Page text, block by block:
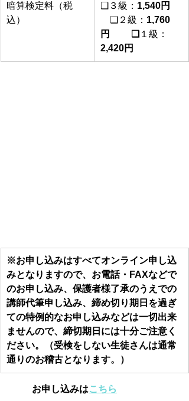
暗算検定料（税
込）
❑３級： 1,540円
❑２級： 1,760
円　 　❑ １級：
2,420円
※お申し込みはすべてオンライン申し込
みとなりますので、お電話・FAXなどで
のお申し込み、保護者様了承のうえでの
講師代筆申し込み、締め切り期日を過ぎ
ての特例的なお申し込みなどは一切出来
ませんので、締切期日には十分ご注意く
ださい。（受検をしない生徒さんは通常
通りのお稽古となります。）
お申し込みはこちら